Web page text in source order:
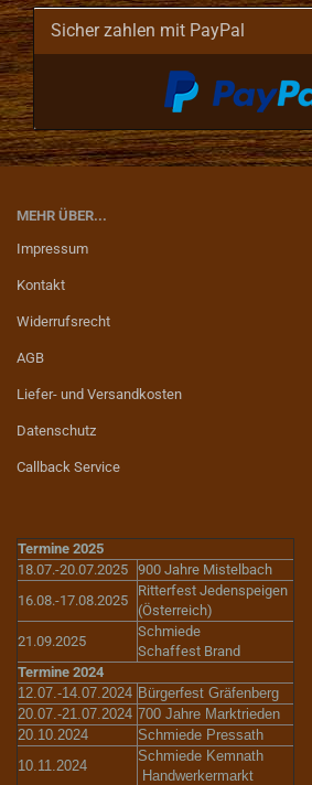
Sicher zahlen mit PayPal
MEHR ÜBER...
Impressum
Kontakt
Widerrufsrecht
AGB
Liefer- und Versandkosten
Datenschutz
Callback Service
Termine 2025
18.07.-20.07.2025 900 Jahre Mistelbach
16.08.-17.08.2025
Ritterfest Jedenspeigen
(Österreich)
21.09.2025
Schmiede
Schaffest Brand
Termine 2024
12.07.-14.07.2024 Bürgerfest Gräfenberg
20.07.-21.07.2024 700 Jahre Marktrieden
20.10.2024
Schmiede Pressath
10.11.2024
Schmiede Kemnath
Handwerkermarkt